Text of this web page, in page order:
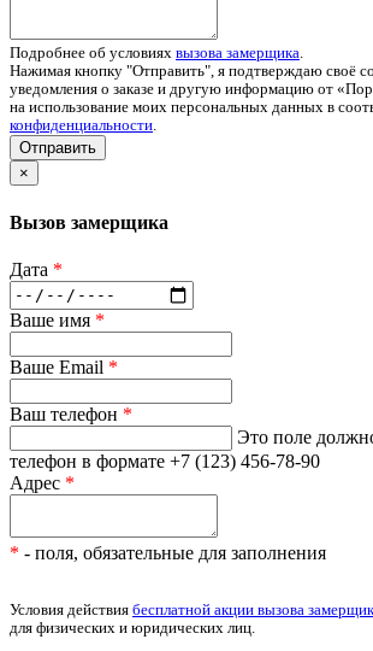
Подробнее об условиях вызова замерщика.
Нажимая кнопку "Отправить", я подтверждаю своё
уведомления о заказе и другую информацию от
на использование моих персональных данных в
конфиденциальности.
Отправить
×
Вызов замерщика
Дата *
Ваше имя *
Ваше Email *
Ваш телефон *
Это поле
телефон в формате +7 (123) 456-78-90
Адрес *
* - поля, обязательные для заполнения
Условия действия бесплатной акции вызова
для физических и юридических лиц.